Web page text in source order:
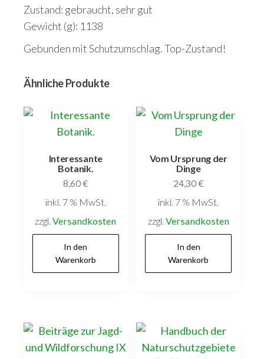
Zustand: gebraucht, sehr gut
Gewicht (g): 1138
Gebunden mit Schutzumschlag. Top-Zustand!
Ähnliche Produkte
Interessante
Botanik.
8,60€
inkl. 7 % MwSt.
zzgl.Versandkosten
In den
Warenkorb
Vom Ursprung der
Dinge
24,30€
inkl. 7 % MwSt.
zzgl. Versandkosten
In den
Warenkorb